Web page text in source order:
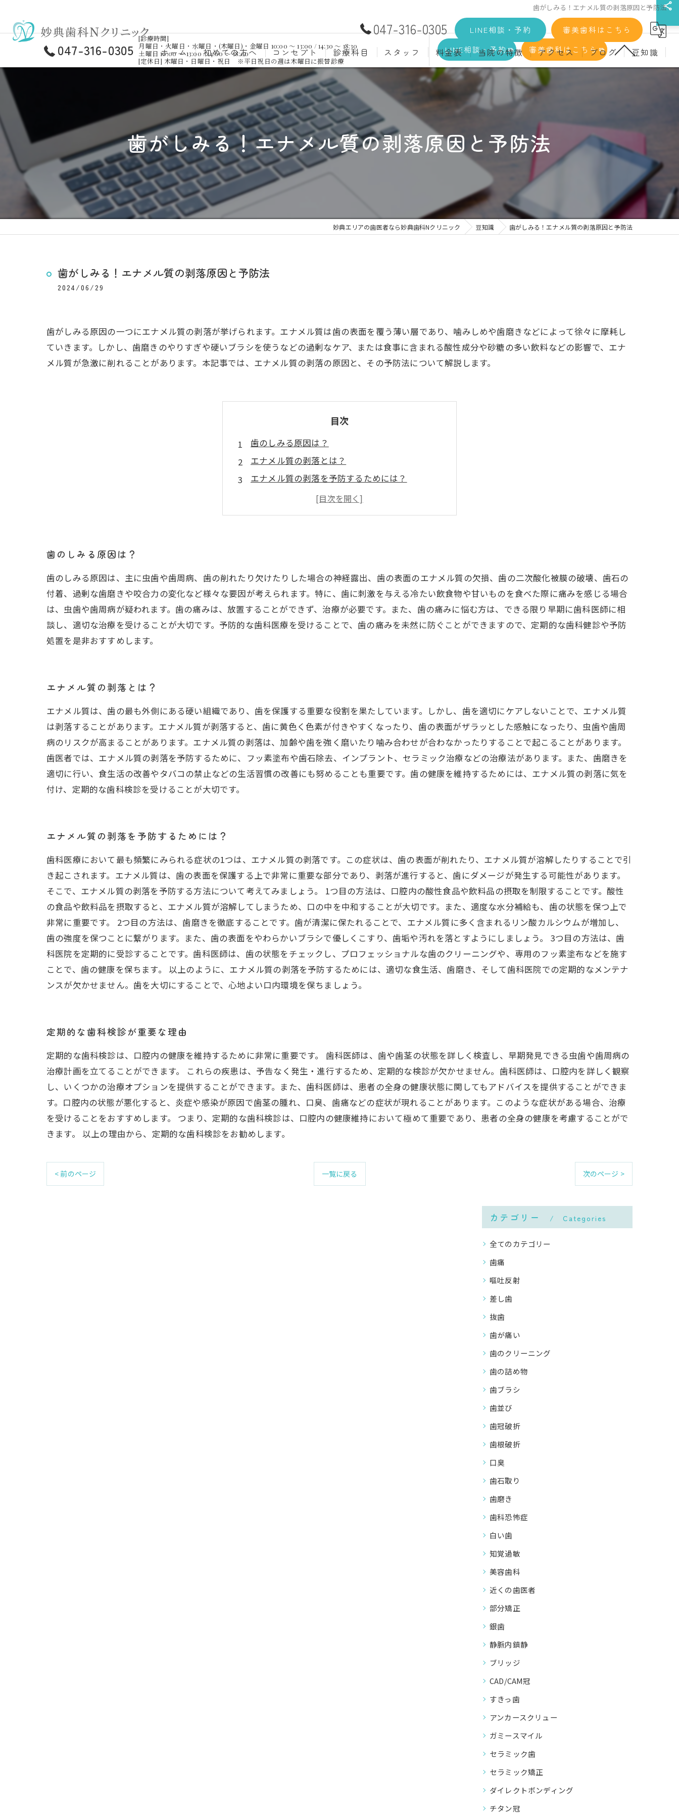
歯がしみる！エナメル質の剥落原因と予防法
047-316-0305 LINE相談・予約 審美歯科はこちら
ホーム 初めての方へ コンセプト 診療科目
むし歯治療 予防歯科
小児歯科 入れ歯(義歯)
口腔外科 歯周病治療
ホワイトニング 歯科検診
親知らず
大人の矯正 子どもの矯正
スタッフ 料金表
材料詳細
自費診療料金
当院の特徴
マウスピース矯正
インプラント
クリーニング
施設基準
アクセス ブログ 豆知識
歯がしみる！エナメル質の剥落原因と予防法
妙典エリアの歯医者なら妙典歯科Nクリニック 豆知識 歯がしみる！エナメル質の剥落原因と予防法
歯がしみる！エナメル質の剥落原因と予防法
2024/06/29
歯がしみる原因の一つにエナメル質の剥落が挙げられます。エナメル質は歯の表面を覆う薄い層であり、噛みしめや歯磨きなどによって徐々に摩耗し
ていきます。しかし、歯磨きのやりすぎや硬いブラシを使うなどの過剰なケア、または食事に含まれる酸性成分や砂糖の多い飲料などの影響で、エナ
メル質が急激に削れることがあります。本記事では、エナメル質の剥落の原因と、その予防法について解説します。
目次
歯のしみる原因は？
エナメル質の剥落とは？
エナメル質の剥落を予防するためには？
定期的な歯科検診が重要な理由
歯のしみる原因は？
歯のしみる原因は、主に虫歯や歯周病、歯の削れたり欠けたりした場合の神経露出、歯の表面のエナメル質の欠損、歯の二次酸化被膜の破壊、歯石の
付着、過剰な歯磨きや咬合力の変化など様々な要因が考えられます。特に、歯に刺激を与える冷たい飲食物や甘いものを食べた際に痛みを感じる場合
は、虫歯や歯周病が疑われます。歯の痛みは、放置することができず、治療が必要です。また、歯の痛みに悩む方は、できる限り早期に歯科医師に相
談し、適切な治療を受けることが大切です。予防的な歯科医療を受けることで、歯の痛みを未然に防ぐことができますので、定期的な歯科健診や予防
処置を是非おすすめします。
エナメル質の剥落とは？
エナメル質は、歯の最も外側にある硬い組織であり、歯を保護する重要な役割を果たしています。しかし、歯を適切にケアしないことで、エナメル質
は剥落することがあります。エナメル質が剥落すると、歯に黄色く色素が付きやすくなったり、歯の表面がザラッとした感触になったり、虫歯や歯周
病のリスクが高まることがあります。エナメル質の剥落は、加齢や歯を強く磨いたり噛み合わせが合わなかったりすることで起こることがあります。
歯医者では、エナメル質の剥落を予防するために、フッ素塗布や歯石除去、インプラント、セラミック治療などの治療法があります。また、歯磨きを
適切に行い、食生活の改善やタバコの禁止などの生活習慣の改善にも努めることも重要です。歯の健康を維持するためには、エナメル質の剥落に気を
付け、定期的な歯科検診を受けることが大切です。
エナメル質の剥落を予防するためには？
歯科医療において最も頻繁にみられる症状の1つは、エナメル質の剥落です。この症状は、歯の表面が削れたり、エナメル質が溶解したりすることで引
き起こされます。エナメル質は、歯の表面を保護する上で非常に重要な部分であり、剥落が進行すると、歯にダメージが発生する可能性があります。
そこで、エナメル質の剥落を予防する方法について考えてみましょう。 1つ目の方法は、口腔内の酸性食品や飲料品の摂取を制限することです。酸性
の食品や飲料品を摂取すると、エナメル質が溶解してしまうため、口の中を中和することが大切です。また、適度な水分補給も、歯の状態を保つ上で
非常に重要です。 2つ目の方法は、歯磨きを徹底することです。歯が清潔に保たれることで、エナメル質に多く含まれるリン酸カルシウムが増加し、
歯の強度を保つことに繋がります。また、歯の表面をやわらかいブラシで優しくこすり、歯垢や汚れを落とすようにしましょう。 3つ目の方法は、歯
科医院を定期的に受診することです。歯科医師は、歯の状態をチェックし、プロフェッショナルな歯のクリーニングや、専用のフッ素塗布などを施す
ことで、歯の健康を保ちます。 以上のように、エナメル質の剥落を予防するためには、適切な食生活、歯磨き、そして歯科医院での定期的なメンテナ
ンスが欠かせません。歯を大切にすることで、心地よい口内環境を保ちましょう。
定期的な歯科検診が重要な理由
定期的な歯科検診は、口腔内の健康を維持するために非常に重要です。 歯科医師は、歯や歯茎の状態を詳しく検査し、早期発見できる虫歯や歯周病の
治療計画を立てることができます。 これらの疾患は、予告なく発生・進行するため、定期的な検診が欠かせません。歯科医師は、口腔内を詳しく観察
し、いくつかの治療オプションを提供することができます。また、歯科医師は、患者の全身の健康状態に関してもアドバイスを提供することができま
す。口腔内の状態が悪化すると、炎症や感染が原因で歯茎の腫れ、口臭、歯痛などの症状が現れることがあります。このような症状がある場合、治療
を受けることをおすすめします。 つまり、定期的な歯科検診は、口腔内の健康維持において極めて重要であり、患者の全身の健康を考慮することがで
きます。 以上の理由から、定期的な歯科検診をお勧めします。
< 前のページ 一覧に戻る 次のページ >
カテゴリー Categories
全てのカテゴリー
歯痛
嘔吐反射
差し歯
抜歯
歯が痛い
歯のクリーニング
歯の詰め物
歯ブラシ
歯並び
歯冠破折
歯根破折
口臭
歯石取り
歯磨き
歯科恐怖症
白い歯
知覚過敏
美容歯科
近くの歯医者
部分矯正
銀歯
静脈内鎮静
ブリッジ
CAD/CAM冠
すきっ歯
アンカースクリュー
ガミースマイル
セラミック歯
セラミック矯正
ダイレクトボンディング
チタン冠
047-316-0305
[診療時間]
月曜日・火曜日・水曜日・(木曜日)・金曜日 10:00 ～ 13:00 / 14:30 ～ 18:30
土曜日 10:00 ～ 13:00 / 14:00 ～ 18:00
[定休日] 木曜日・日曜日・祝日 ※平日祝日の週は木曜日に振替診療
LINE相談・予約 審美歯科はこちら